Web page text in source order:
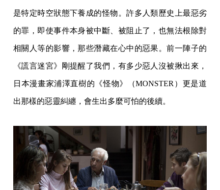
是特定時空狀態下養成的怪物。許多人類歷史上最惡劣
的罪，即使事件本身被中斷、被阻止了，也無法根除對
相關人等的影響，那些潛藏在心中的惡果。前一陣子的
《謊言迷宮》剛提醒了我們，有多少惡人沒被揪出來，
日本漫畫家浦澤直樹的《怪物》（MONSTER）更是道
出那樣的惡靈糾纏，會生出多麼可怕的後續。